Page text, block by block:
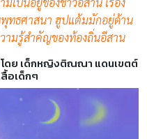
พุทธศาสนา ฮูปแต้มมักอยู่ด้าน
ามรู้สำคัญของท้องถิ่นอีสาน
โดย เด็กหญิงติณณา แดนเขตต์
อเด็กๆ